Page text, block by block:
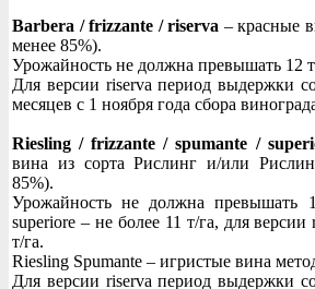
Barbera / frizzante / riserva – красные
менее 85%).
Урожайность не должна превышать 12
Для версии riserva период выдержки
месяцев с 1 ноября года сбора
Riesling / frizzante / spumante /
вина из сорта Рислинг и/или
85%).
Урожайность не должна превышать
superiore – не более 11 т/га, для
т/га.
Riesling Spumante – игристые вина
Для версии riserva период выдержки